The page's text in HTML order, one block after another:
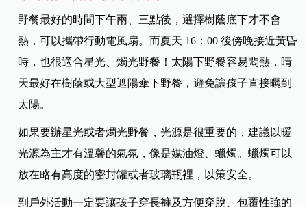
野餐最好的時間下午兩、三點後，選擇樹蔭底下才不會
熱，可以攜帶行動電風扇。而夏天 16：00 後傍晚接近黃昏
時，也很適合星光、燭光野餐！太陽下野餐容易悶熱，晴
天最好在樹蔭或大型遮陽傘下野餐，避免讓孩子直接曬到
太陽。
如果要辦星光或者燭光野餐，光源是很重要的，建議以暖
光源為主才有溫馨的氣氛，像是媒油燈、蠟燭。蠟燭可以
放在略有高度的密封罐或者玻璃瓶裡，以策安全。
到戶外活動一定要讓孩子穿長褲及方便穿脫、包覆性強的